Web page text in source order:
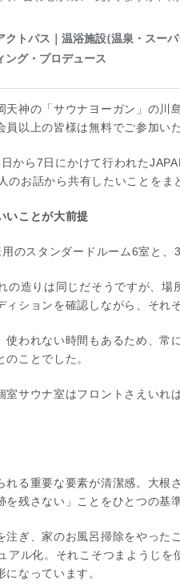
天神の「サウナヨーガン」の川
員以上の皆様は無料でご参加い
から7日にかけて行われた
のお話から共有したいことをま
いことが大前提
のスタンダードルーム6室と、
の造りは同じだそうですが、
ィションを確認しながら、それ
使われない時間もあるため、常
のことでした。
室サウナ室はフロントさえい
れる重要な要素が清潔感。大根
を残さない」ことをひとつの基
注ぎ、家のお風呂掃除をやった
アル化。それこそつまようじ
なっています。